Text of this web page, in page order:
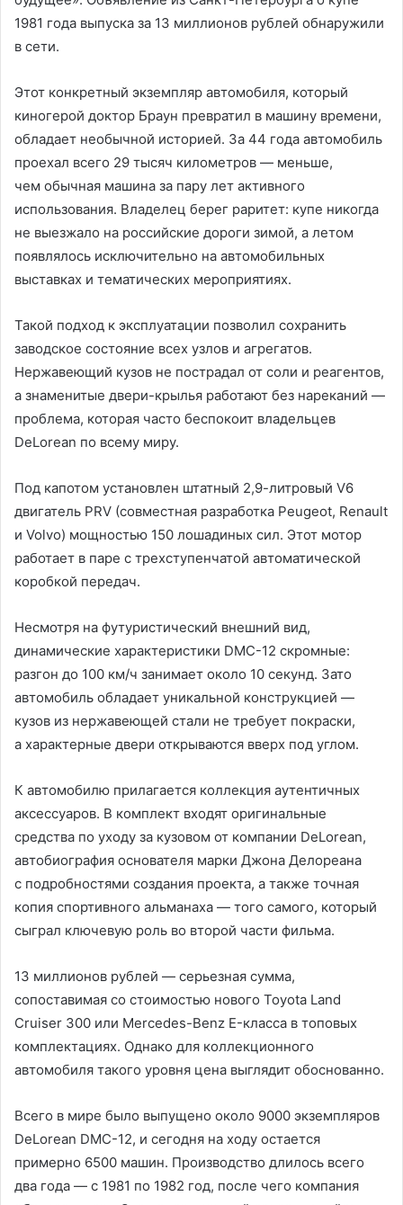
1981 года выпуска за 13 миллионов рублей обнаружили
в сети.
Этот конкретный экземпляр автомобиля, который
киногерой доктор Браун превратил в машину времени,
обладает необычной историей. За 44 года автомобиль
проехал всего 29 тысяч километров — меньше,
чем обычная машина за пару лет активного
использования. Владелец берег раритет: купе никогда
не выезжало на российские дороги зимой, а летом
появлялось исключительно на автомобильных
выставках и тематических мероприятиях.
Такой подход к эксплуатации позволил сохранить
заводское состояние всех узлов и агрегатов.
Нержавеющий кузов не пострадал от соли и реагентов,
а знаменитые двери-крылья работают без нареканий —
проблема, которая часто беспокоит владельцев
DeLorean по всему миру.
Под капотом установлен штатный 2,9-литровый V6
двигатель PRV (совместная разработка Peugeot, Renault
и Volvo) мощностью 150 лошадиных сил. Этот мотор
работает в паре с трехступенчатой автоматической
коробкой передач.
Несмотря на футуристический внешний вид,
динамические характеристики DMC-12 скромные:
разгон до 100 км/ч занимает около 10 секунд. Зато
автомобиль обладает уникальной конструкцией —
кузов из нержавеющей стали не требует покраски,
а характерные двери открываются вверх под углом.
К автомобилю прилагается коллекция аутентичных
аксессуаров. В комплект входят оригинальные
средства по уходу за кузовом от компании DeLorean,
автобиография основателя марки Джона Делореана
с подробностями создания проекта, а также точная
копия спортивного альманаха — того самого, который
сыграл ключевую роль во второй части фильма.
13 миллионов рублей — серьезная сумма,
сопоставимая со стоимостью нового Toyota Land
Cruiser 300 или Mercedes-Benz E-класса в топовых
комплектациях. Однако для коллекционного
автомобиля такого уровня цена выглядит обоснованно.
Всего в мире было выпущено около 9000 экземпляров
DeLorean DMC-12, и сегодня на ходу остается
примерно 6500 машин. Производство длилось всего
два года — с 1981 по 1982 год, после чего компания